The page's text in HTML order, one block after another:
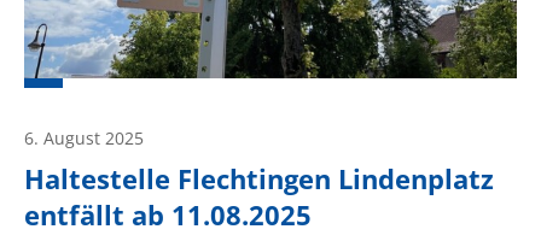
Haltestelle Flechtingen Lindenplatz
entfällt ab 11.08.2025
6. August 2025